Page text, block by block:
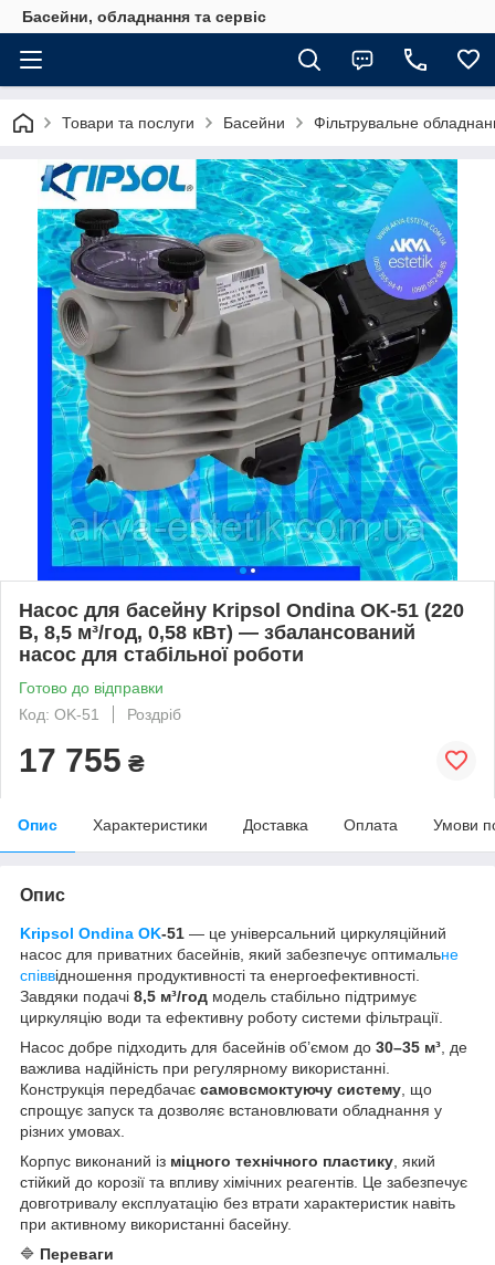
Басейни, обладнання та сервіс
Товари та послуги Басейни Фільтрувальне
Насос для басейну Kripsol Ondina OK-51 (220
В, 8,5 м³/год, 0,58 кВт) — збалансований
насос для стабільної роботи
Готово до відправки
Код: OK-51
Роздріб
17 755 ₴
Опис Характеристики Доставка Оплата Умови
Опис
Kripsol Ondina OK-51 — це універсальний циркуляційний
насос для приватних басейнів, який забезпечує оптимальне
співвідношення продуктивності та енергоефективності.
Завдяки подачі 8,5 м³/год модель стабільно підтримує
циркуляцію води та ефективну роботу системи фільтрації.
Насос добре підходить для басейнів об’ємом до 30–35 м³ , де
важлива надійність при регулярному використанні.
Конструкція передбачає самовсмоктуючу систему , що
спрощує запуск та дозволяє встановлювати обладнання у
різних умовах.
Корпус виконаний із міцного технічного пластику , який
стійкий до корозії та впливу хімічних реагентів. Це забезпечує
довготривалу експлуатацію без втрати характеристик навіть
при активному використанні басейну.
🔷 Переваги